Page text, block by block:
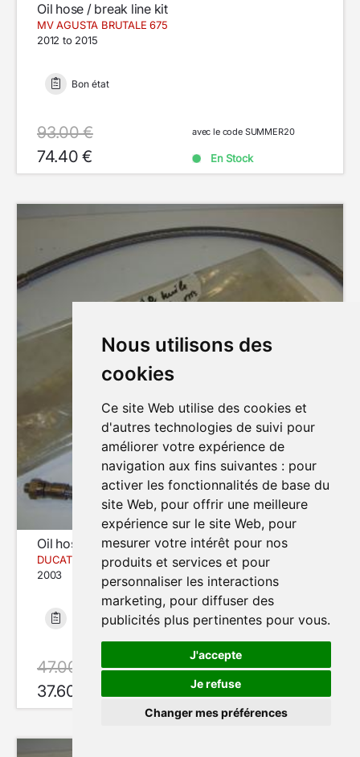
Nous utilisons des
cookies
Ce site Web utilise des cookies et
d'autres technologies de suivi pour
améliorer votre expérience de
navigation aux fins suivantes : pour
activer les fonctionnalités de base du
site Web, pour offrir une meilleure
expérience sur le site Web, pour
mesurer votre intérêt pour nos
produits et services et pour
personnaliser les interactions
marketing, pour diffuser des
publicités plus pertinentes pour vous.
J'accepte
Je refuse
Changer mes préférences
Oil hose / break line kit
MV AGUSTA BRUTALE 675
2012 to 2015
Bon état
93.00 €
74.40 €
avec le code SUMMER20
En Stock
Oil hose / break line kit
DUCATI MULTISTRADA 1000
2003
47.00 €
37.60 €
avec le code SUMMER20
En Stock